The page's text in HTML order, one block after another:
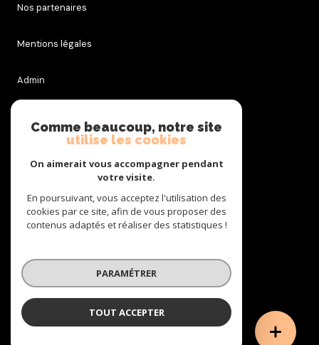
Nos partenaires
Mentions légales
Admin
Réalisé par
Comme beaucoup, notre site
utilise les cookies
On aimerait vous accompagner pendant
votre visite.
En poursuivant, vous acceptez l'utilisation des
cookies par ce site, afin de vous proposer des
contenus adaptés et réaliser des statistiques !
PARAMÉTRER
TOUT ACCEPTER